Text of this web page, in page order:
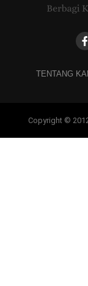
TENTANG
Copyright ©